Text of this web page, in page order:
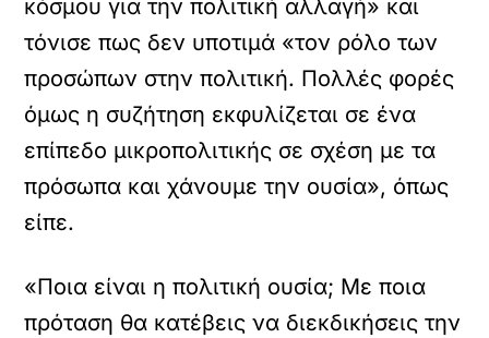
κόσμου για την πολιτική αλλαγή» και
τόνισε πως δεν υποτιμά «τον ρόλο των
προσώπων στην πολιτική. Πολλές φορές
όμως η συζήτηση εκφυλίζεται σε ένα
επίπεδο μικροπολιτικής σε σχέση με τα
πρόσωπα και χάνουμε την ουσία», όπως
είπε.
«Ποια είναι η πολιτική ουσία; Με ποια
πρόταση θα κατέβεις να διεκδικήσεις την